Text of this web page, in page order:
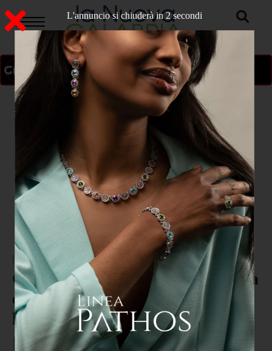
ON AIR
Home > ATTUALITA
Cuzzupi (UGL Scuola): "Violenza
e strumentalizzazioni restino
lontane dalla scuola"
L'annuncio si chiuderà in 1 secondi